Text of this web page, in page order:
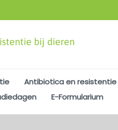
bij dieren
Antibiotica en resistentie
E-Formularium